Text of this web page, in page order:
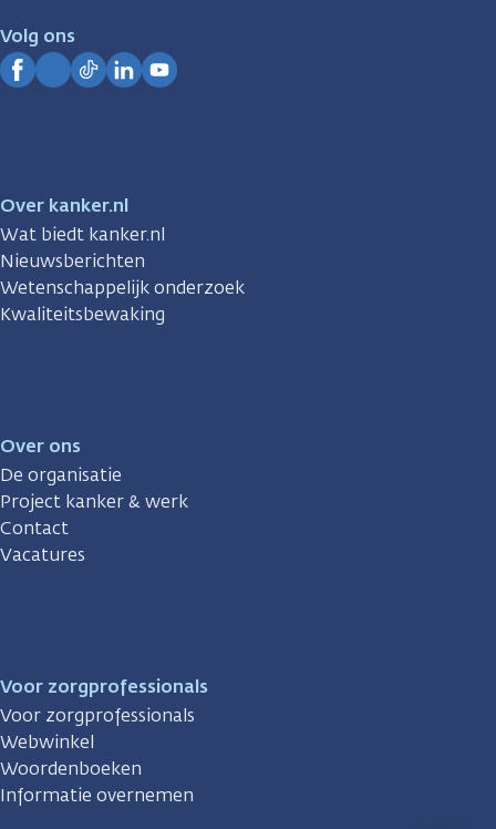
Volg ons
Over kanker.nl
Wat biedt kanker.nl
Nieuwsberichten
Wetenschappelijk onderzoek
Kwaliteitsbewaking
Over ons
De organisatie
Project kanker & werk
Contact
Vacatures
Voor zorgprofessionals
Voor zorgprofessionals
Webwinkel
Woordenboeken
Informatie overnemen